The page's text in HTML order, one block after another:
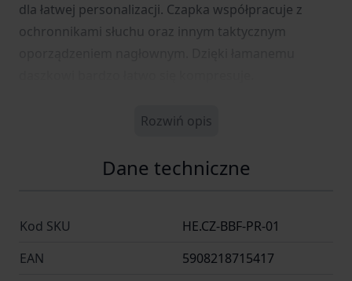
dla łatwej personalizacji. Czapka współpracuje z
ochronnikami słuchu oraz innym taktycznym
Rozwiń opis
Dane techniczne
Kod SKU
HE.CZ-BBF-PR-01
EAN
5908218715417